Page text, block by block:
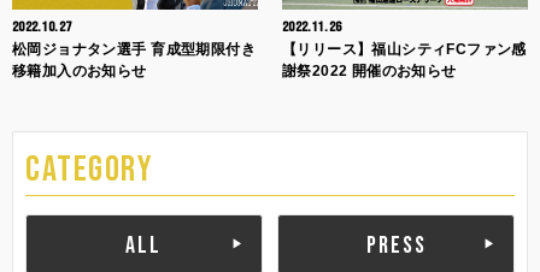
2022.10.27
松岡ジョナタン選手 育成型期限付き
移籍加入のお知らせ
2022.11.26
【リリース】福山シティFCファン感
謝祭2022 開催のお知らせ
CATEGORY
ALL PRESS